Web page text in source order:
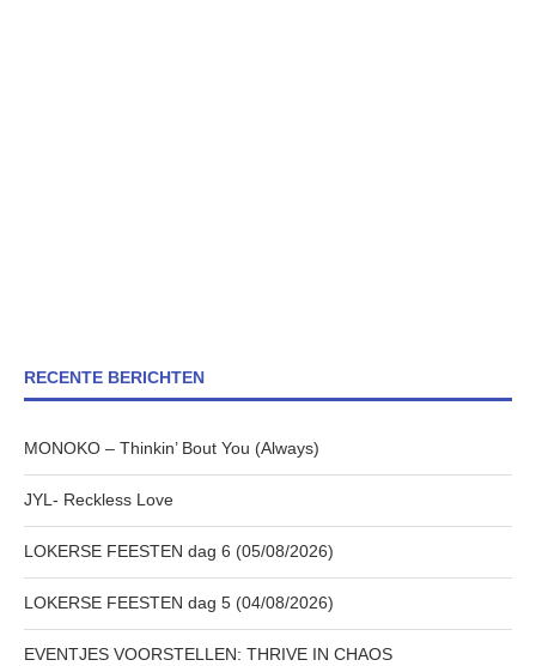
RECENTE BERICHTEN
MONOKO – Thinkin’ Bout You (Always)
JYL- Reckless Love
LOKERSE FEESTEN dag 6 (05/08/2026)
LOKERSE FEESTEN dag 5 (04/08/2026)
EVENTJES VOORSTELLEN: THRIVE IN CHAOS